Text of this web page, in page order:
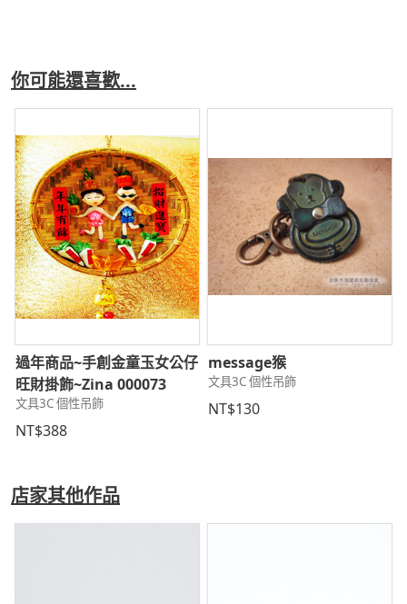
你可能還喜歡...
過年商品~手創金童玉女公仔
旺財掛飾~Zina 000073
文具3C 個性吊飾
NT$388
message猴
文具3C 個性吊飾
NT$130
店家其他作品